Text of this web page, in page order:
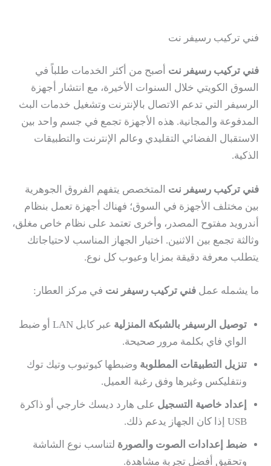
فني تركيب رسيفر نت
فني تركيب رسيفر نت أصبح من أكثر الخدمات طلباً في
السوق الكويتي خلال السنوات الأخيرة، مع انتشار أجهزة
الرسيفر التي تدعم الاتصال بالإنترنت وتشغيل خدمات البث
المدفوعة والمجانية. هذه الأجهزة تجمع في جسم واحد بين
الاستقبال الفضائي التقليدي وعالم الإنترنت والتطبيقات
الذكية.
فني تركيب رسيفر نت المتخصص يتفهم الفروق الجوهرية
بين مختلف الأجهزة في السوق؛ فهناك أجهزة تعمل بنظام
أندرويد مفتوح المصدر، وأخرى تعتمد على نظام خاص مغلق،
وثالثة تجمع بين الاثنين. اختيار الجهاز المناسب لاحتياجاتك
يتطلب معرفة دقيقة بمزايا وعيوب كل نوع.
ما يشمله عمل فني تركيب رسيفر نت في مركز العطار:
توصيل الرسيفر بالشبكة المنزلية
عبر كابل LAN أو ضبط
الواي فاي بكلمة مرور صحيحة.
تنزيل التطبيقات المطلوبة وضبطها كيوتيوب وتيك توك
ونتفليكس وغيرها وفق رغبة العميل.
إعداد خاصية التسجيل على هارد ديسك خارجي أو ذاكرة
USB إذا كان الجهاز يدعم ذلك.
ضبط إعدادات الصوت والصورة لتناسب نوع الشاشة
وتحقيق أفضل تجربة مشاهدة.